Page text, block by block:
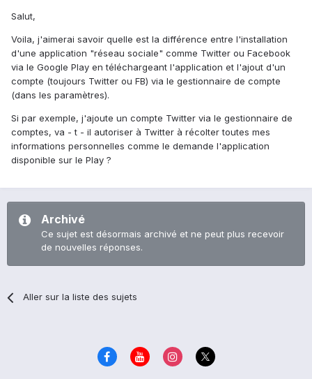
Salut,
Voila, j'aimerai savoir quelle est la différence entre l'installation
d'une application "réseau sociale" comme Twitter ou Facebook
via le Google Play en téléchargeant l'application et l'ajout d'un
compte (toujours Twitter ou FB) via le gestionnaire de compte
(dans les paramètres).
Si par exemple, j'ajoute un compte Twitter via le gestionnaire de
comptes, va - t - il autoriser à Twitter à récolter toutes mes
informations personnelles comme le demande l'application
disponible sur le Play ?
Archivé
Ce sujet est désormais archivé et ne peut plus recevoir
de nouvelles réponses.
Aller sur la liste des sujets